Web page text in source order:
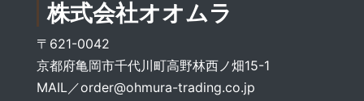
株式会社オオムラ
〒621-0042
京都府亀岡市千代川町高野林西ノ畑15-1
MAIL／order@ohmura-trading.co.jp